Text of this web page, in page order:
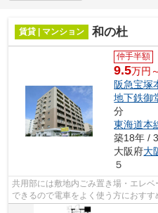
賃貸 | マンション 和の杜
仲手半額
9.5万円～
阪急宝塚
地下鉄御
分
東海道本
築18年 /
大阪府大
５
共用部には敷地内ごみ置き場・エレ
できるので電車をよく使う方におすす
ョンです。風通しが良く真夏の暑い日